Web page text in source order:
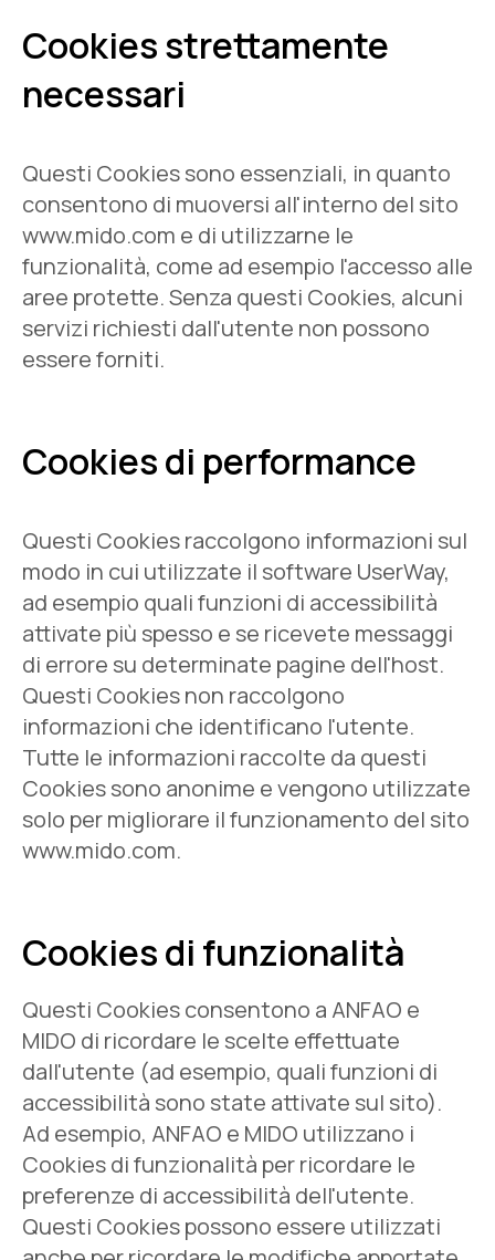
Cookies strettamente
necessari
Questi Cookies sono essenziali, in quanto
consentono di muoversi all'interno del sito
www.mido.com e di utilizzarne le
funzionalità, come ad esempio l'accesso alle
aree protette. Senza questi Cookies, alcuni
servizi richiesti dall'utente non possono
essere forniti.
Cookies di performance
Questi Cookies raccolgono informazioni sul
modo in cui utilizzate il software UserWay,
ad esempio quali funzioni di accessibilità
attivate più spesso e se ricevete messaggi
di errore su determinate pagine dell'host.
Questi Cookies non raccolgono
informazioni che identificano l'utente.
Tutte le informazioni raccolte da questi
Cookies sono anonime e vengono utilizzate
solo per migliorare il funzionamento del sito
www.mido.com.
Cookies di funzionalità
Questi Cookies consentono a ANFAO e
MIDO di ricordare le scelte effettuate
dall'utente (ad esempio, quali funzioni di
accessibilità sono state attivate sul sito).
Ad esempio, ANFAO e MIDO utilizzano i
Cookies di funzionalità per ricordare le
preferenze di accessibilità dell'utente.
Questi Cookies possono essere utilizzati